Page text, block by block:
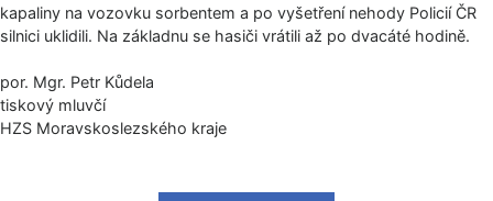
kapaliny na vozovku sorbentem a po vyšetření nehody Policií ČR
silnici uklidili. Na základnu se hasiči vrátili až po dvacáté hodině.
por. Mgr. Petr Kůdela
tiskový mluvčí
HZS Moravskoslezské­ho kraje